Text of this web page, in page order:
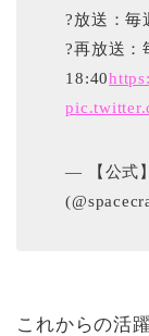
?放送：
?再放送
18:40
— 【公式
これからの活